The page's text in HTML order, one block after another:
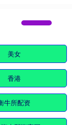
美女
香港
牛所配资